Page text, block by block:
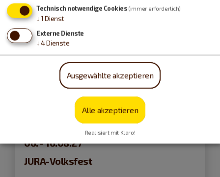
Neumarkt i.d.OPf.
06. - 16.08.27
JURA-Volksfest
Technisch notwendige Cookies (immer erforderlich)
↓ 1 Dienst
Externe Dienste
↓ 4Dienste
Ausgewählte akzeptieren
Alle akzeptieren
Realisiert mit Klaro!